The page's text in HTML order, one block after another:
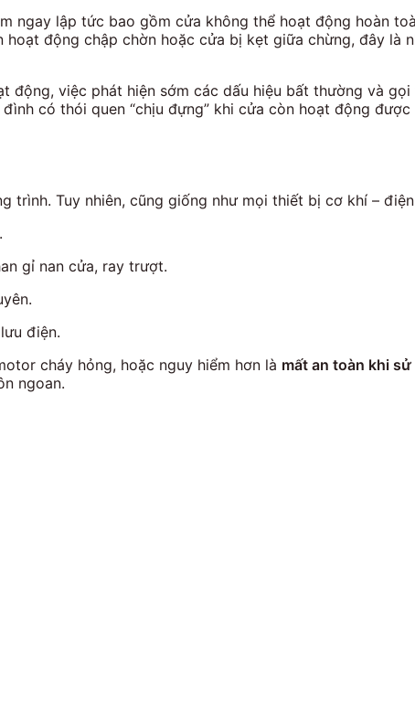
ngay lập tức bao gồm cửa không thể hoạt động hoàn
động chập chờn hoặc cửa bị kẹt giữa chừng, đây là
động, việc phát hiện sớm các dấu hiệu bất thường và
có thói quen “chịu đựng” khi cửa còn hoạt động
trình. Tuy nhiên, cũng giống như mọi thiết bị cơ khí –
gỉ nan cửa, ray trượt.
điện.
cháy hỏng, hoặc nguy hiểm hơn là mất an toàn khi sử
ngoan.